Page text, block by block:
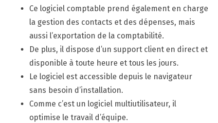
Ce logiciel comptable prend également en charge
la gestion des contacts et des dépenses, mais
aussi l’exportation de la comptabilité.
De plus, il dispose d’un support client en direct et
disponible à toute heure et tous les jours.
Le logiciel est accessible depuis le navigateur
sans besoin d’installation.
Comme c’est un logiciel multiutilisateur, il
optimise le travail d’équipe.